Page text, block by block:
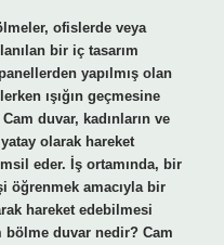
ofislerde veya
bir iç tasarım
yapılmış olan
ışığın geçmesine
duvar, kadınların ve
olarak hareket
eder. İş ortamında, bir
amacıyla bir
hareket edebilmesi
duvar nedir? Cam